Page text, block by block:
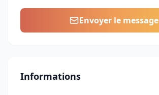
Envoyer le message
Informations